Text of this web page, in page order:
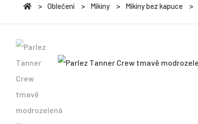
Oblečení Mikiny Mikiny bez kapuce